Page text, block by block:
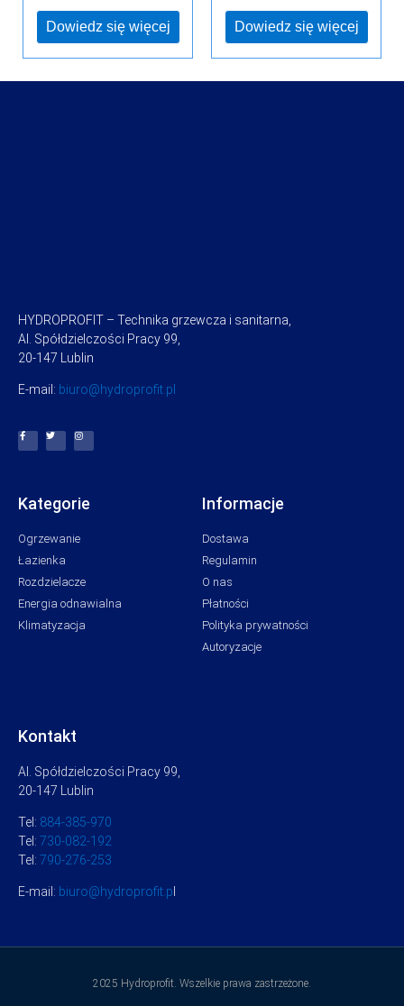
Dowiedz się więcej Dowiedz się więcej
HYDROPROFIT – Technika grzewcza i sanitarna,
Al. Spółdzielczości Pracy 99,
20-147 Lublin
E-mail: biuro@hydroprofit.pl
Kategorie
Ogrzewanie
Łazienka
Rozdzielacze
Energia odnawialna
Klimatyzacja
Informacje
Dostawa
Regulamin
O nas
Płatności
Polityka prywatności
Autoryzacje
Kontakt
Al. Spółdzielczości Pracy 99,
20-147 Lublin
Tel: 884-385-970
Tel: 730-082-192
Tel: 790-276-253
E-mail: biuro@hydroprofit.p
2025 Hydroprofit. Wszelkie prawa zastrzeżone.